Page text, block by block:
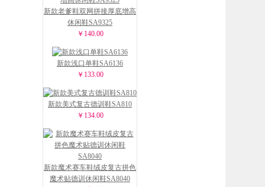
新款老爹鞋双网拼接厚底增高
休闲鞋SA9325
￥140.00
新款浅口单鞋SA6136
￥133.00
新款美式复古德训鞋SA810
￥134.00
新款魔术赛车鞋绒皮复古拼色
魔术贴德训休闲鞋SA8040